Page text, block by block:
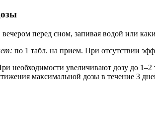
вечером перед сном, запивая водой или
по 1 табл. на прием. При отсутствии
необходимости увеличивают дозу до
максимальной дозы в течение 3